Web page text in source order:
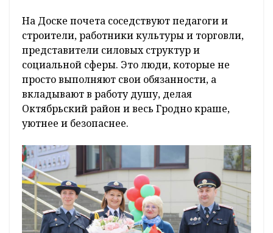
На Доске почета соседствуют педагоги и
строители, работники культуры и торговли,
представители силовых структур и
социальной сферы. Это люди, которые не
просто выполняют свои обязанности, а
вкладывают в работу душу, делая
Октябрьский район и весь Гродно краше,
уютнее и безопаснее.